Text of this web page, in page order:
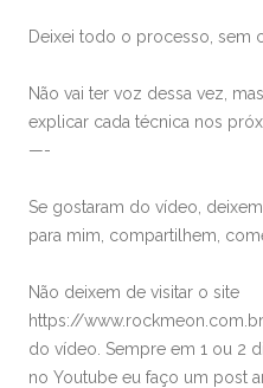
Deixei todo o processo, sem
Não vai ter voz dessa vez,
explicar cada técnica nos
—-
Se gostaram do vídeo,
para mim, compartilhem,
Não deixem de visitar o site
https://
do vídeo. Sempre em 1 ou 2
no Youtube eu faço um post